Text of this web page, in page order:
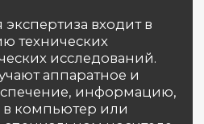
носителе,
и электронику
и